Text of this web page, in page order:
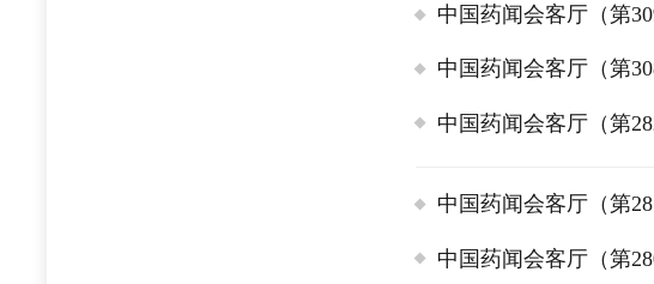
中国药闻会客厅（第
中国药闻会客厅（第
中国药闻会客厅（第
中国药闻会客厅（第
中国药闻会客厅（第